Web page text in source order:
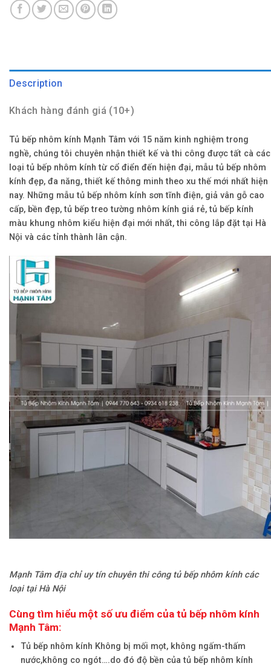
Description
Khách hàng đánh giá (10+)
Tủ bếp nhôm kính Mạnh Tâm với 15 năm kinh nghiệm trong
nghề, chúng tôi chuyên nhận thiết kế và thi công được tất cà các
loại tủ bếp nhôm kính từ cổ điển đến hiện đại, mẫu tủ bếp nhôm
kính đẹp, đa năng, thiết kế thông minh theo xu thế mới nhất hiện
nay. Những mẫu tủ bếp nhôm kính sơn tĩnh điện, giả vân gỗ cao
cấp, bền đẹp, tủ bếp treo tường nhôm kính giá rẻ, tủ bếp kính
màu khung nhôm kiểu hiện đại mới nhất, thi công lắp đặt tại Hà
Nội và các tỉnh thành lân cận.
Mạnh Tâm địa chỉ uy tín chuyên thi công tủ bếp nhôm kính các
loại tại Hà Nội
Cùng tìm hiểu một số ưu điểm của tủ bếp nhôm kính
Mạnh Tâm:
Tủ bếp nhôm kính Không bị mối mọt, không ngấm-thấm
nước,không co ngót….do đó độ bền của tủ bếp nhôm kính